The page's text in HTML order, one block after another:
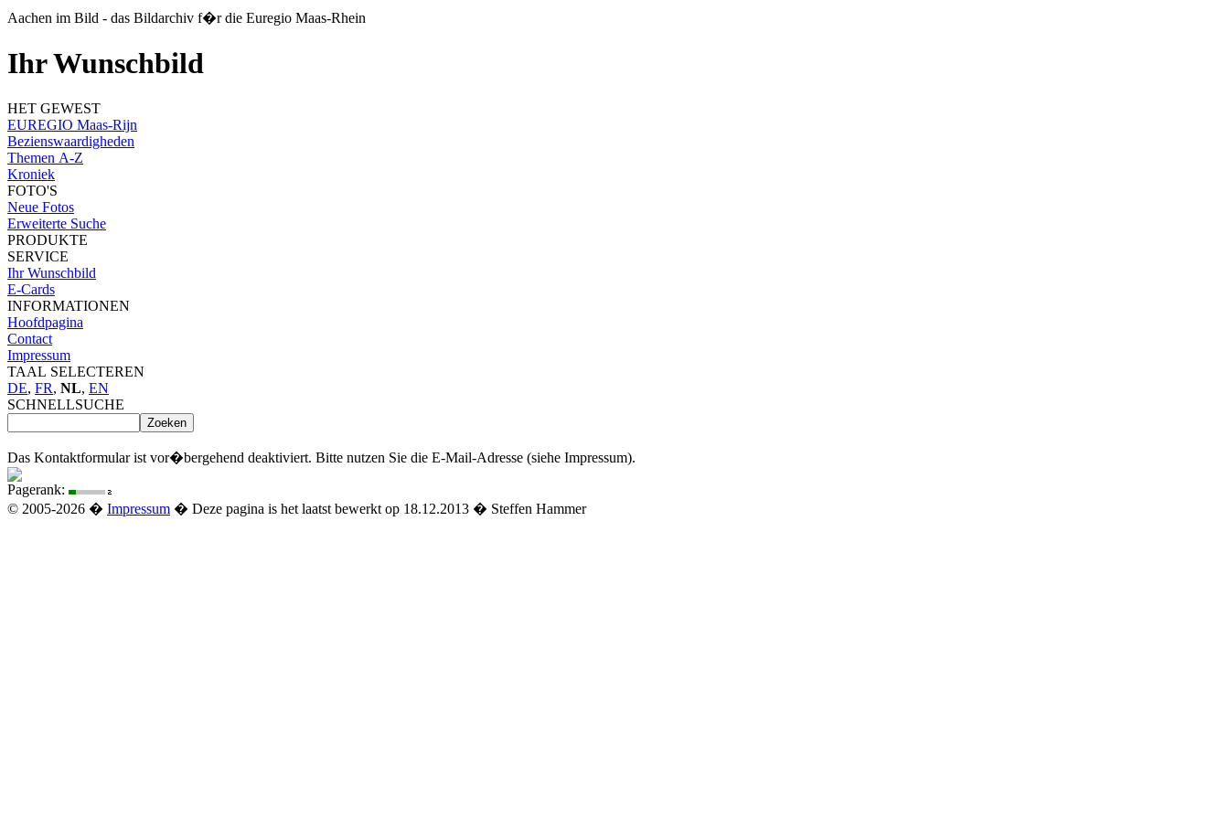
Aachen im Bild - das Bildarchiv f�r die Euregio Maas-Rhein
Ihr Wunschbild
HET GEWEST
EUREGIO Maas-Rijn
Bezienswaardigheden
Themen A-Z
Kroniek
FOTO'S
Neue Fotos
Erweiterte Suche
PRODUKTE
SERVICE
Ihr Wunschbild
E-Cards
INFORMATIONEN
Hoofdpagina
Contact
Impressum
TAAL SELECTEREN
DE, FR, NL, EN
SCHNELLSUCHE
Das Kontaktformular ist vor�bergehend deaktiviert. Bitte nutzen Sie die E-Mail-Adresse (siehe Impressum).
Pagerank:
© 2005-2026 � Impressum � Deze pagina is het laatst bewerkt op 18.12.2013 � Steffen Hammer